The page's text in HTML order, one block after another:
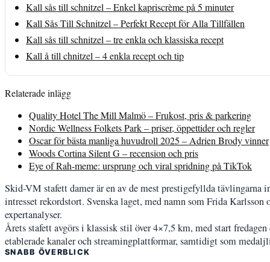
Kall sås till schnitzel – Enkel kapriscrème på 5 minuter
Kall Sås Till Schnitzel – Perfekt Recept för Alla Tillfällen
Kall sås till schnitzel – tre enkla och klassiska recept
Kall å till chnitzel – 4 enkla recept och tip
Relaterade inlägg
Quality Hotel The Mill Malmö – Frukost, pris & parkering
Nordic Wellness Folkets Park – priser, öppettider och regler
Oscar för bästa manliga huvudroll 2025 – Adrien Brody vinner
Woods Cortina Silent G – recension och pris
Eye of Rah-meme: ursprung och viral spridning på TikTok
Skid-VM stafett damer är en av de mest prestigefyllda tävlingarna
intresset rekordstort. Svenska laget, med namn som Frida
expertanalyser.
Årets stafett avgörs i klassisk stil över 4×7,5 km, med start
etablerade kanaler och streamingplattformar, samtidigt som
SNABB ÖVERBLICK